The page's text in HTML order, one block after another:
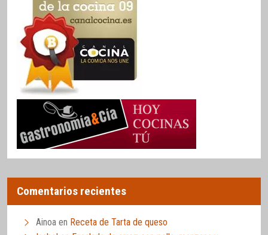
Comentarios recientes
Ainoa en Receta de Tarta de queso